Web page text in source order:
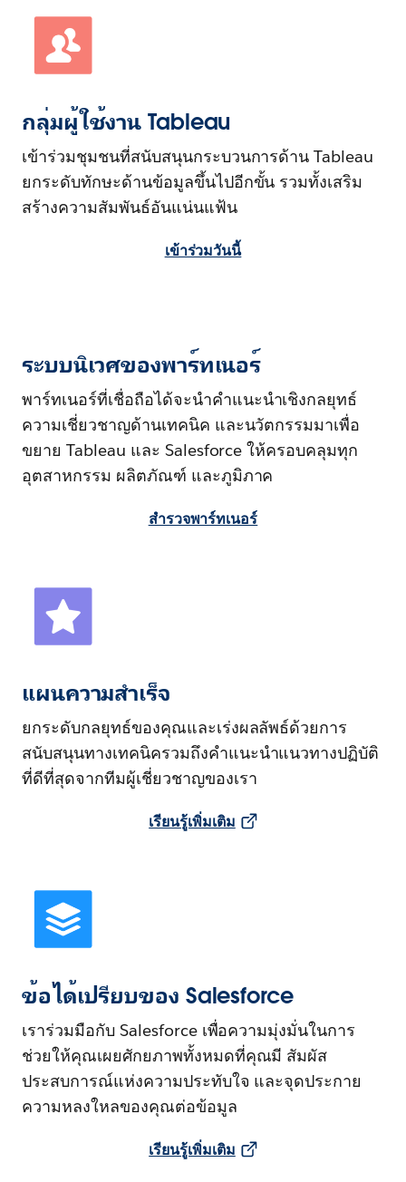
กลุ่มผู้ใช้งาน Tableau
เข้าร่วมชุมชนที่สนับสนุนกระบวนการด้าน Tableau
ยกระดับทักษะด้านข้อมูลขึ้นไปอีกขั้น รวมทั้งเสริม
สร้างความสัมพันธ์อันแน่นแฟ้น
เข้าร่วมวันนี้
ระบบนิเวศของพาร์ทเนอร์
พาร์ทเนอร์ที่เชื่อถือได้จะนำคำแนะนำเชิงกลยุทธ์
ความเชี่ยวชาญด้านเทคนิค และนวัตกรรมมาเพื่อ
ขยาย Tableau และ Salesforce ให้ครอบคลุมทุก
อุตสาหกรรม ผลิตภัณฑ์ และภูมิภาค
สำรวจพาร์ทเนอร์
แผนความสำเร็จ
ยกระดับกลยุทธ์ของคุณและเร่งผลลัพธ์ด้วยการ
สนับสนุนทางเทคนิครวมถึงคำแนะนำแนวทางปฏิบัติ
ที่ดีที่สุดจากทีมผู้เชี่ยวชาญของเรา
เรียนรู้เพิ่มเติม
ข้อได้เปรียบของ Salesforce
เราร่วมมือกับ Salesforce เพื่อความมุ่งมั่นในการ
ช่วยให้คุณเผยศักยภาพทั้งหมดที่คุณมี สัมผัส
ประสบการณ์แห่งความประทับใจ และจุดประกาย
ความหลงใหลของคุณต่อข้อมูล
เรียนรู้เพิ่มเติม